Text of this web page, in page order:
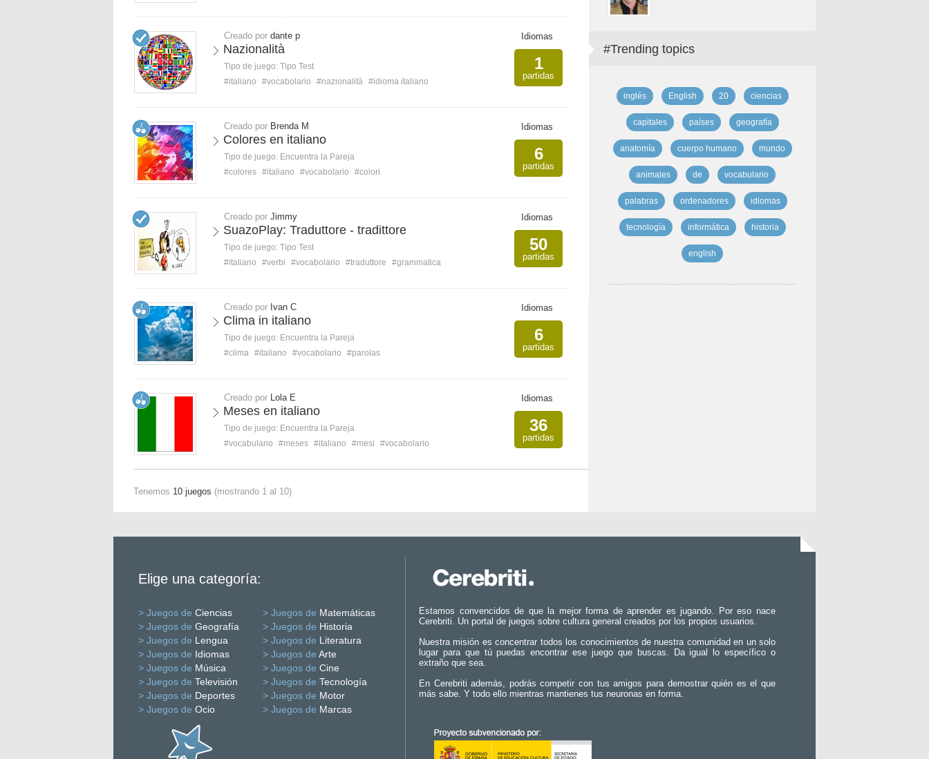
Creado por dante p
Nazionalità
Tipo de juego: Tipo Test
#italiano
#vocabolario #nazionalità #idioma italiano
Idiomas
1
partidas
Creado por Brenda M
Colores en italiano
Tipo de juego: Encuentra la Pareja
#colores #italiano #vocabolario #colori
Idiomas
6
partidas
Creado por Jimmy
SuazoPlay: Traduttore - tradittore
Tipo de juego: Tipo Test
#italiano
#verbi #vocabolario #traduttore #grammatica
Idiomas
50
partidas
Creado por Ivan C
Clima in italiano
Tipo de juego: Encuentra la Pareja
#clima #italiano #vocabolario #parolas
Idiomas
6
partidas
Creado por Lola E
Meses en italiano
Tipo de juego: Encuentra la Pareja
#vocabulario
#meses #italiano #mesi #vocabolario
Idiomas
36
partidas
Tenemos 10 juegos (mostrando 1 al 10)
#Trending topics
inglés English 20 ciencias
capitales países geografía
anatomía cuerpo humano mundo
animales de vocabulario
palabras ordenadores idiomas
tecnología informática historia
english
Elige una categoría:
> Juegos de Ciencias > Juegos de Matemáticas
> Juegos de Geografía > Juegos de Historia
> Juegos de Lengua > Juegos de Literatura
> Juegos de Idiomas > Juegos de Arte
> Juegos de Música > Juegos de Cine
> Juegos de Televisión > Juegos de Tecnología
> Juegos de Deportes > Juegos de Motor
> Juegos de Ocio > Juegos de Marcas
Estamos convencidos de que la mejor forma de aprender es jugando. Por eso nace
Cerebriti. Un portal de juegos sobre cultura general creados por los propios usuarios.
Nuestra misión es concentrar todos los conocimientos de nuestra comunidad en un solo
lugar para que tú puedas encontrar ese juego que buscas. Da igual lo específico o
extraño que sea.
En Cerebriti además, podrás competir con tus amigos para demostrar quién es el que
más sabe. Y todo ello mientras mantienes tus neuronas en forma.